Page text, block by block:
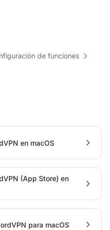
de funciones
en macOS
(App Store) en
para macOS